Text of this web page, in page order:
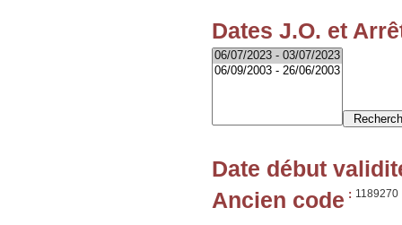
Dates J.O. et
Date début
Ancien code : 1189270